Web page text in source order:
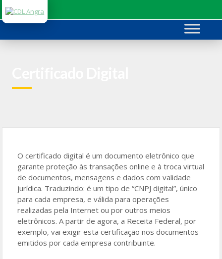
para
conteúdo
O certificado digital é um documento eletrônico que
garante proteção às transações online e à troca virtual
de documentos, mensagens e dados com validade
jurídica. Traduzindo: é um tipo de “CNPJ digital”, único
para cada empresa, e válida para operações
realizadas pela Internet ou por outros meios
eletrônicos. A partir de agora, a Receita Federal, por
exemplo, vai exigir esta certificação nos documentos
emitidos por cada empresa contribuinte.